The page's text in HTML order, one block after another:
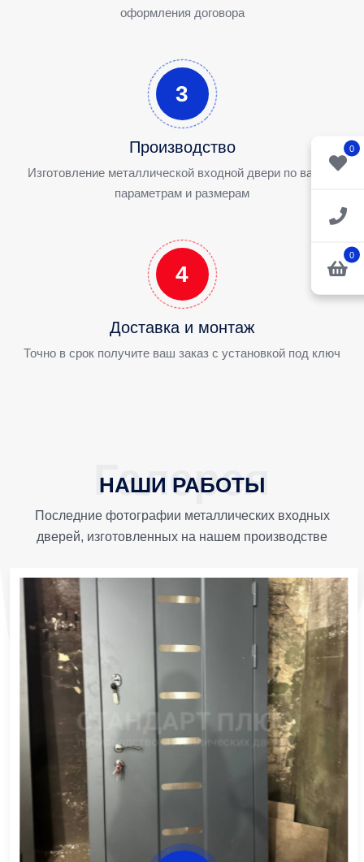
0
0
оформления договора
3
Производство
Изготовление металлической входной двери по вашим
параметрам и размерам
4
Доставка и монтаж
Точно в срок получите ваш заказ с установкой под ключ
НАШИ РАБОТЫ
Последние фотографии металлических входных
дверей, изготовленных на нашем производстве